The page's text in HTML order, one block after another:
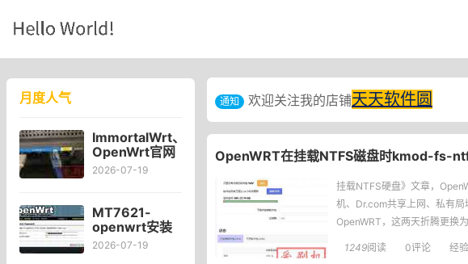
月度人气
ImmortalWrt、
OpenWrt官网
对比Kwrt后感
2026-07-19
MT7621-
openwrt安装
可道云
2026-07-19
通知 欢迎关注我的店铺天天软件圆
OpenWRT在挂载NTFS磁盘时kmod-fs-
挂载NTFS硬盘》文章，
机、Dr.com共享上网、私有
OpenWRT，这两天折腾更换
1249阅读 0评论 经